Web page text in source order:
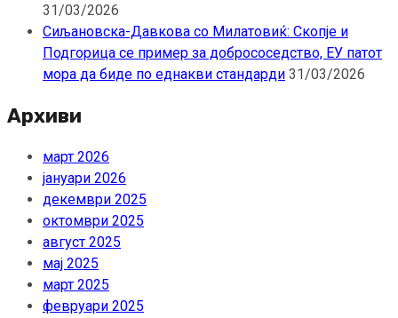
31/03/2026
Сиљановска-Давкова со Милатовиќ: Скопје и
Подгорица се пример за добрососедство, ЕУ патот
мора да биде по еднакви стандарди 31/03/2026
Архиви
март 2026
јануари 2026
декември 2025
октомври 2025
август 2025
мај 2025
март 2025
февруари 2025